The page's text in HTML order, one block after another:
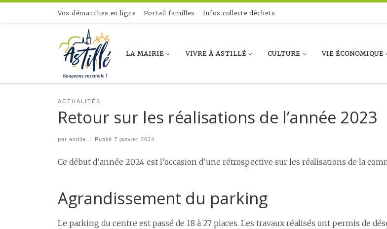
Skip to contentVos démarches en ligne Portail familles Infos collecte déchets
LA MAIRIE VIVRE À ASTILLÉ CULTURE VIE ÉCONOMIQUE
ACTUALITÉS
Retour sur les réalisations de l’année 2023
par astille | Publié 7 janvier 2024
Ce début d’année 2024 est l’occasion d’une rétrospective sur les réalisations de la
Agrandissement du parking
Le parking du centre est passé de 18 à 27 places. Les travaux réalisés ont permis de